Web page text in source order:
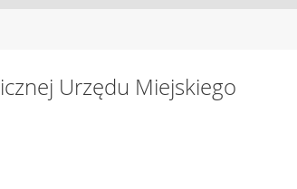
Urzędu Miejskiego